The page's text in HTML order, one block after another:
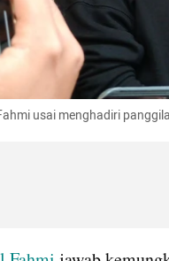
usai menghadiri